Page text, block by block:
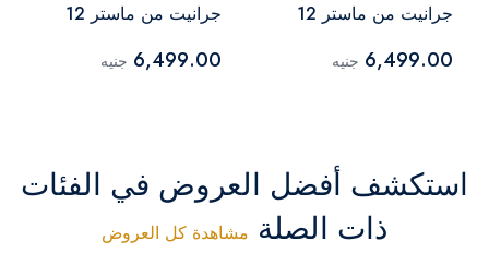
جرانيت من ماستر 12
موكا
6,499.00 جنيه
جرانيت من ماستر 12
أخضر مينت
6,499.00 جنيه
استكشف أفضل العروض في الفئات
ذات الصلة مشاهدة كل العروض